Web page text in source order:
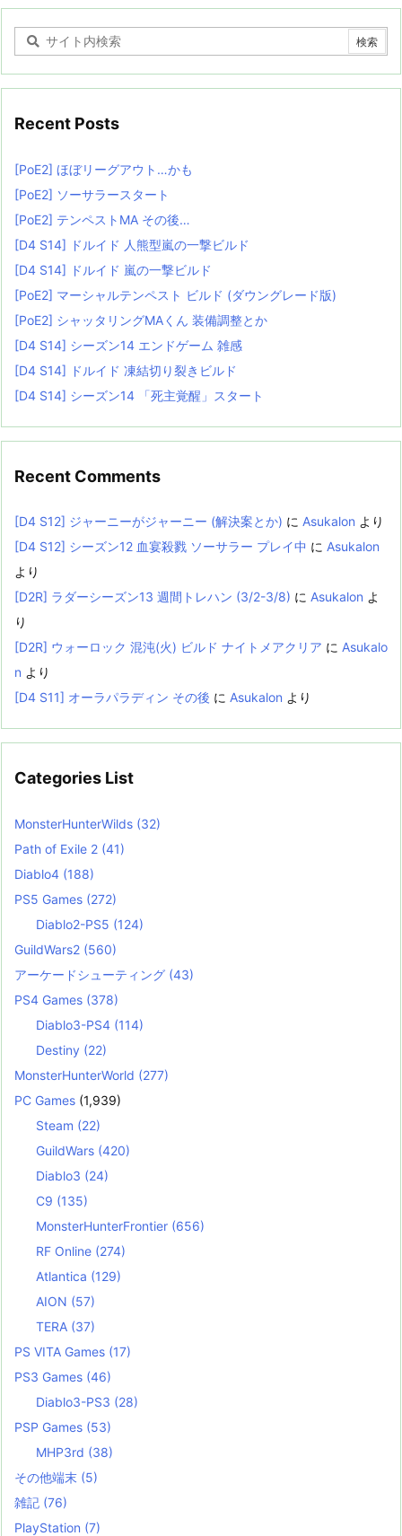
Recent Posts
[PoE2] ほぼリーグアウト…かも
[PoE2] ソーサラースタート
[PoE2] テンペストMA その後…
[D4 S14] ドルイド 人熊型嵐の一撃ビルド
[D4 S14] ドルイド 嵐の一撃ビルド
[PoE2] マーシャルテンペスト ビルド (ダウングレード版)
[PoE2] シャッタリングMAくん 装備調整とか
[D4 S14] シーズン14 エンドゲーム 雑感
[D4 S14] ドルイド 凍結切り裂きビルド
[D4 S14] シーズン14 「死主覚醒」スタート
Recent Comments
[D4 S12] ジャーニーがジャーニー (解決案とか) に Asukalon より
[D4 S12] シーズン12 血宴殺戮 ソーサラー プレイ中 に Asukalon
より
[D2R] ラダーシーズン13 週間トレハン (3/2-3/8) に Asukalon よ
り
[D2R] ウォーロック 混沌(火) ビルド ナイトメアクリア に Asukalo
n より
[D4 S11] オーラパラディン その後 に Asukalon より
Categories List
MonsterHunterWilds (32)
Path of Exile 2 (41)
Diablo4 (188)
PS5 Games (272)
Diablo2-PS5 (124)
GuildWars2 (560)
アーケードシューティング (43)
PS4 Games (378)
Diablo3-PS4 (114)
Destiny (22)
MonsterHunterWorld (277)
PC Games (1,939)
Steam (22)
GuildWars (420)
Diablo3 (24)
C9 (135)
MonsterHunterFrontier (656)
RF Online (274)
Atlantica (129)
AION (57)
TERA (37)
PS VITA Games (17)
PS3 Games (46)
Diablo3-PS3 (28)
PSP Games (53)
MHP3rd (38)
その他端末 (5)
雑記 (76)
PlayStation (7)